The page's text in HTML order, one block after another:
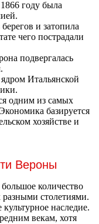
году была
и затопила
чего пострадали
подвергалась
Итальянской
одним из самых
базируется
хозяйстве и
Вероны
количество
разными столетиями.
наследие.
векам, хотя